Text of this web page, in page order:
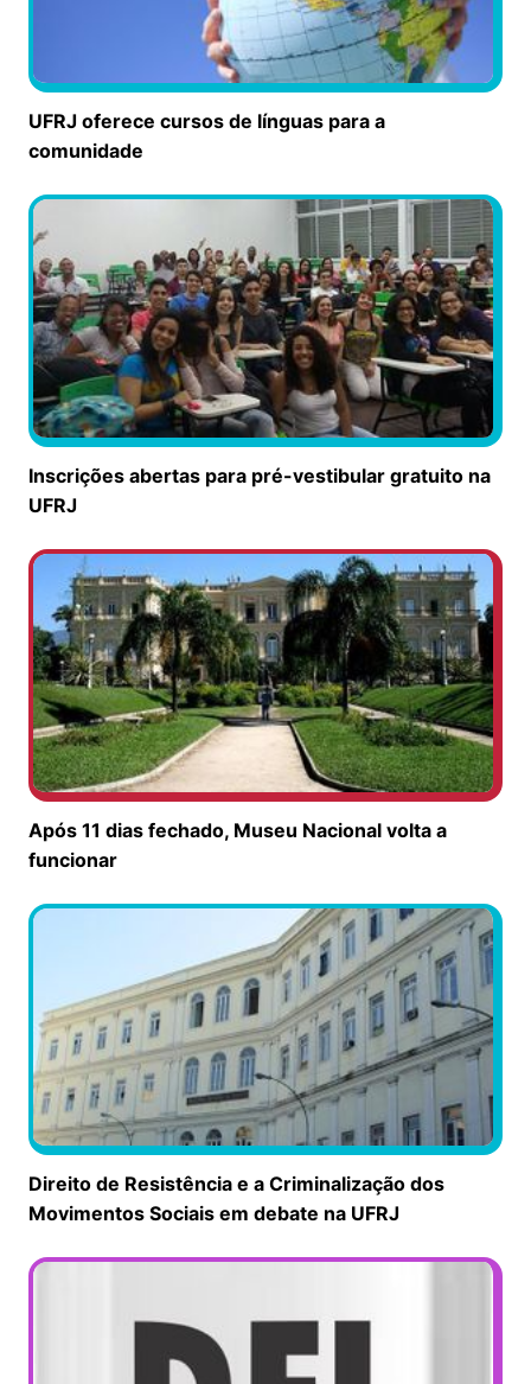
UFRJ oferece cursos de línguas para a
comunidade
Inscrições abertas para pré-vestibular gratuito na
UFRJ
Após 11 dias fechado, Museu Nacional volta a
funcionar
Direito de Resistência e a Criminalização dos
Movimentos Sociais em debate na UFRJ